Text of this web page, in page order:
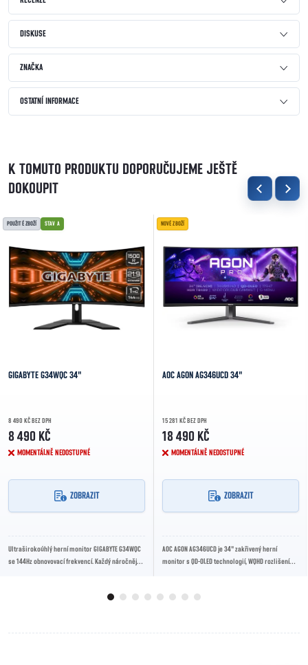
DISKUSE
ZNAČKA
OSTATNÍ INFORMACE
K TOMUTO PRODUKTU DOPORUČUJEME JEŠTĚ
DOKOUPIT
POUŽITÉ ZBOŽÍ STAV A
GIGABYTE G34WQC 34"
8 490 KČ BEZ DPH
8 490 KČ
MOMENTÁLNĚ NEDOSTUPNÉ
ZOBRAZIT
Ultraširokoúhlý herní monitor GIGABYTE G34WQC
se 144Hz obnovovací frekvencí. Každý náročnější
NOVÉ ZBOŽÍ
AOC AGON AG346UCD 34"
15 281 KČ BEZ DPH
18 490 KČ
MOMENTÁLNĚ NEDOSTUPNÉ
ZOBRAZIT
AOC AGON AG346UCD je 34" zakřivený herní
monitor s QD-OLED technologií, WQHD rozlišením